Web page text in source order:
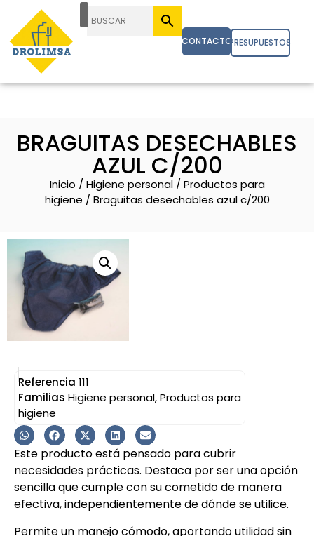
CONTACTOPRESUPUESTOS
BRAGUITAS DESECHABLES
AZUL C/200
Inicio / Higiene personal/ Productos para
higiene / Braguitas desechables azul c/200
Referencia 111
Familias Higiene personal,Productos para
higiene
Este producto está pensado para cubrir
necesidades prácticas. Destaca por ser una opción
sencilla que cumple con su cometido de manera
efectiva, independientemente de dónde se utilice.
Permite un manejo cómodo, aportando utilidad sin